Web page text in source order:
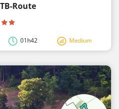
Route
01h42 Medium